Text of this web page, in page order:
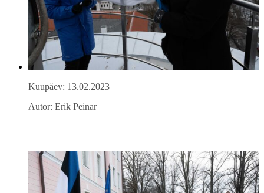
Kuupäev: 13.02.2023
Autor: Erik Peinar